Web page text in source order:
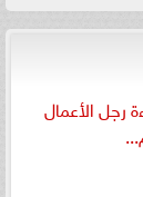
رجل الأعمال